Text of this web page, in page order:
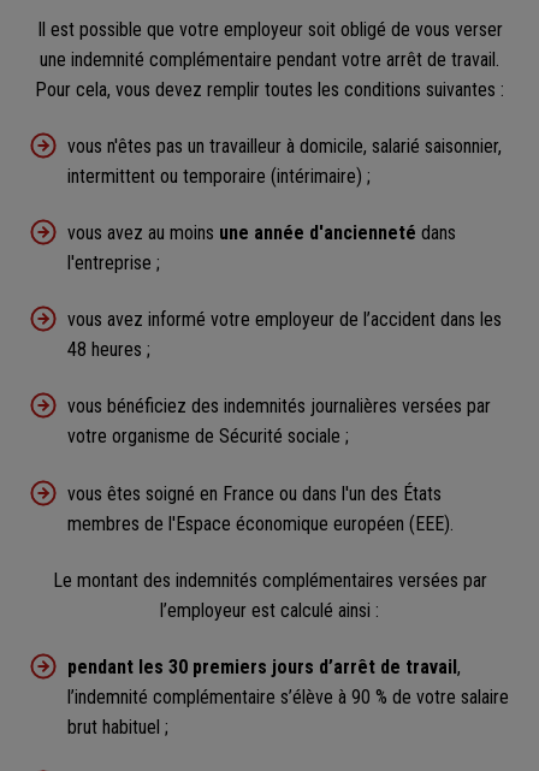
Il est possible que votre employeur soit obligé de vous verser
une indemnité complémentaire pendant votre arrêt de travail.
Pour cela, vous devez remplir toutes les conditions suivantes :
vous n'êtes pas un travailleur à domicile, salarié saisonnier,
intermittent ou temporaire (intérimaire) ;
vous avez au moins une année d'ancienneté dans
l'entreprise ;
vous avez informé votre employeur de l’accident dans les
48 heures ;
vous bénéficiez des indemnités journalières versées par
votre organisme de Sécurité sociale ;
vous êtes soigné en France ou dans l'un des États
membres de l'Espace économique européen (EEE).
Le montant des indemnités complémentaires versées par
l’employeur est calculé ainsi :
pendant les 30 premiers jours d’arrêt de travail,
l’indemnité complémentaire s’élève à 90 % de votre salaire
brut habituel ;